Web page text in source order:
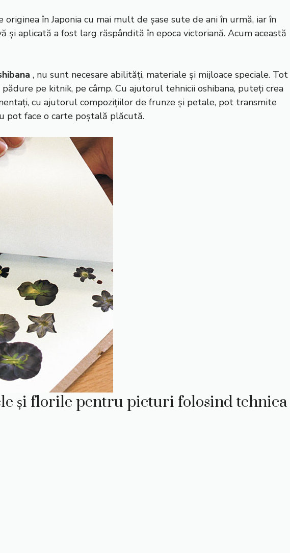
originea în Japonia cu mai mult de șase sute de ani în urmă, iar în
și aplicată a fost larg răspândită în epoca victoriană. Acum această
, nu sunt necesare abilități, materiale și mijloace speciale. Tot
pe kitnik, pe câmp. Cu ajutorul tehnicii oshibana, puteți crea
cu ajutorul compozițiilor de frunze și petale, pot transmite
pot face o carte poștală plăcută.
și florile pentru picturi folosind tehnica